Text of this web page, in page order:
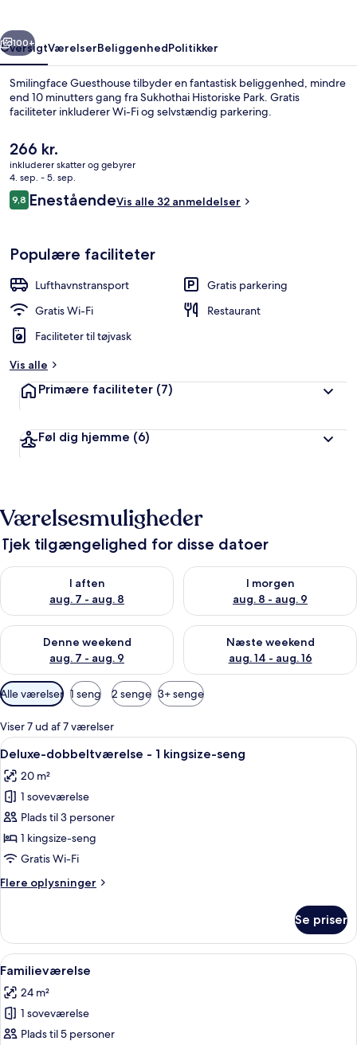
Næste
100+
OversigtVærelserBeliggenhedPolitikker
Smilingface Guesthouse tilbyder en fantastisk beliggenhed, mindre
end 10 minutters gang fra Sukhothai Historiske Park. Gratis
faciliteter inkluderer Wi-Fi og selvstændig parkering.
Den
nuværende
pris
er
266 kr.
266 kr.
inkluderer skatter og gebyrer
4. sep. - 5. sep.
Anmeldelser
9,89,8 ud af 10.
EneståendeVis alle 32 anmeldelser
Populære faciliteter
Lufthavnstransport
Gratis parkering
Gratis Wi-Fi
Restaurant
Faciliteter til tøjvask
Vis alle
Primære faciliteter (7)
Føl dig hjemme (6)
Værelsesmuligheder
Tjek tilgængelighed for disse datoer
I aften
aug. 7 - aug. 8
Tjek tilgængelighed for i aften aug. 7 - aug. 8
I morgen
aug. 8 - aug. 9
Tjek tilgængelighed for i
Denne weekend
aug. 7 - aug. 9
Tjek tilgængelighed for denne weekend aug. 7 - aug. 9
Næste weekend
aug. 14 - aug. 16
Tjek tilgængelighed for næste
Tilgængelige
filtre
for
værelser
Alle værelser 1 seng 2 senge 3+ senge
Viser 7 ud af 7 værelser
Indlæs
alle
billeder
af
Deluxe-
dobbeltværelse
-
kingsize-
Et hotelværelse med seng, gardiner,
10
Deluxe-dobbeltværelse - 1 kingsize-seng
20 m²
1 soveværelse
Plads til 3 personer
1 kingsize-seng
Gratis Wi-Fi
Flere oplysninger
Flere
dobbeltværelse
1
seng
Se priser
Indlæs
alle
billeder
af
Familieværelse
Et hotelværelse med en seng, et
9
Familieværelse
24 m²
1 soveværelse
Plads til 5 personer